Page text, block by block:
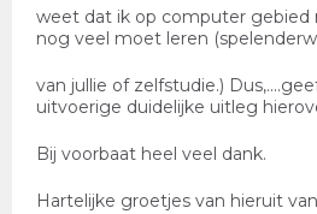
weet dat ik op computer gebied
nog veel moet leren
van jullie of zelfstudie.)
uitvoerige duidelijke uitleg
Bij voorbaat heel veel dank.
Hartelijke groetjes van hieruit